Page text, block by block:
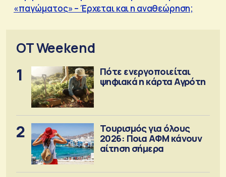
«παγώματος» – Έρχεται και η αναθεώρηση;
OT Weekend
1
Πότε ενεργοποιείται
ψηφιακά η κάρτα Αγρότη
2
Τουρισμός για όλους
2026: Ποια ΑΦΜ κάνουν
αίτηση σήμερα